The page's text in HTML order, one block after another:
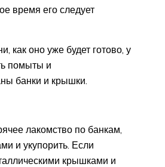
время его следует
как оно уже будет готово, у
помыты и
банки и крышки.
лакомство по банкам,
и укупорить. Если
крышками и